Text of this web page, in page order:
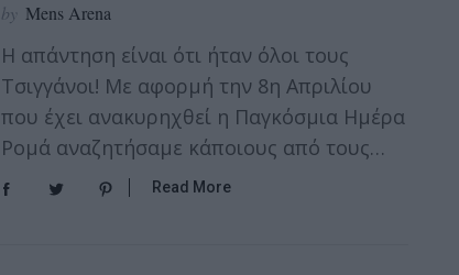
by Mens Arena
Η απάντηση είναι ότι ήταν όλοι τους
Τσιγγάνοι! Με αφορμή την 8η Απριλίου
που έχει ανακυρηχθεί η Παγκόσμια Ημέρα
Ρομά αναζητήσαμε κάποιους από τους…
Read More